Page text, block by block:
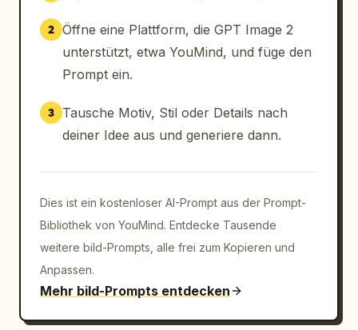
2 Öffne eine Plattform, die GPT Image 2
unterstützt, etwa YouMind, und füge den
Prompt ein.
3
Tausche Motiv, Stil oder Details nach
deiner Idee aus und generiere dann.
Dies ist ein kostenloser AI-Prompt aus der Prompt-
Bibliothek von YouMind. Entdecke Tausende
weitere bild-Prompts, alle frei zum Kopieren und
Anpassen.
Mehr bild-Prompts entdecken